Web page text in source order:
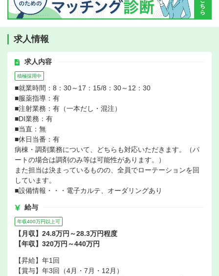
求人情報
求人内容
積極採用中
■就業時間：8：30～17：15/8：30～12：30
■服薬指導：有
■注射業務：有（一本だし・混注）
■DI業務：有
■当直：無
■休日当番：有
病棟・調剤業務について、どちらも対応いただきます。（パ
ートの場合は調剤のみ等は可能性があります。）
また担当は決まっているものの、全員でローテーションを回
しています。
■設備情報・・・電子カルテ、オーダリングあり
給与
年収400万円以上可
【月収】24.8万円～28.3万円程度
【年収】320万円～440万円
【昇給】年1回
【賞与】年3回（4月・7月・12月）